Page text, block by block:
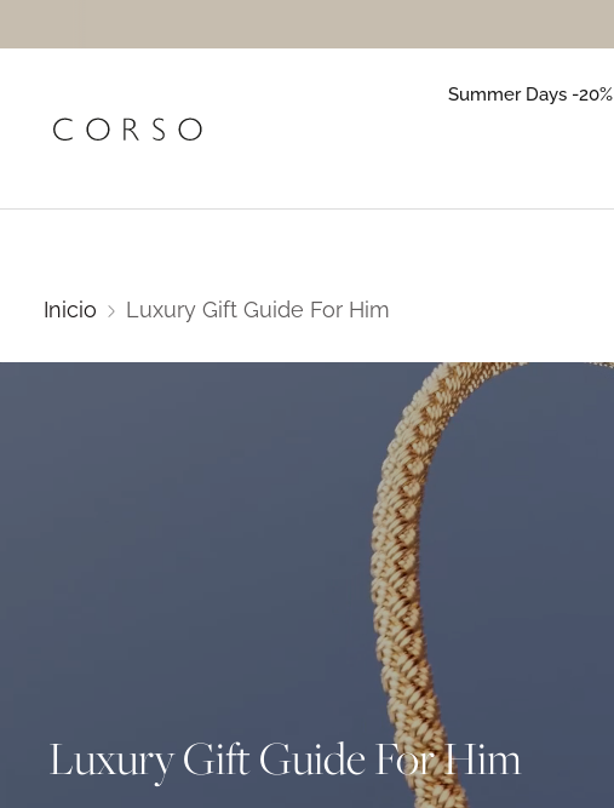
Summer Days -20%
Inicio Luxury Gift Guide For Him
Luxury Gift Guide For Him